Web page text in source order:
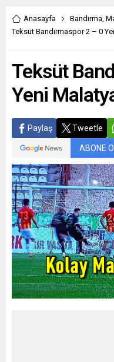
Anasayfa Bandırma
Teksüt Bandırmaspor 2 – 0
Teksüt
Yeni
Paylaş Tweetle
ABONE OL